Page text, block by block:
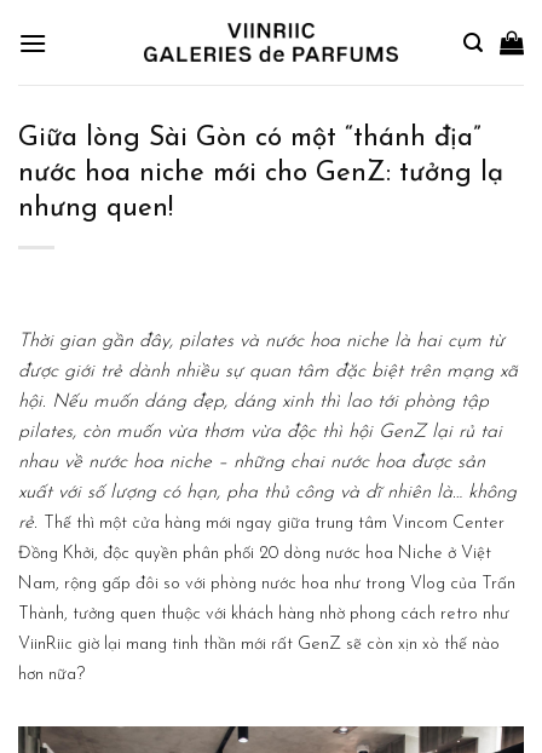
Giữa lòng Sài Gòn có một “thánh địa”
nước hoa niche mới cho GenZ: tưởng lạ
nhưng quen!
Thời gian gần đây, pilates và nước hoa niche là hai cụm từ
được giới trẻ dành nhiều sự quan tâm đặc biệt trên mạng xã
hội. Nếu muốn dáng đẹp, dáng xinh thì lao tới phòng tập
pilates, còn muốn vừa thơm vừa độc thì hội GenZ lại rủ tai
nhau về nước hoa niche – những chai nước hoa được sản
xuất với số lượng có hạn, pha thủ công và dĩ nhiên là… không
rẻ.
Thế thì một cửa hàng mới ngay giữa trung tâm Vincom Center
Đồng Khởi, độc quyền phân phối 20 dòng nước hoa Niche ở Việt
Nam, rộng gấp đôi so với phòng nước hoa như trong Vlog của Trấn
Thành, tưởng quen thuộc với khách hàng nhờ phong cách retro như
ViinRiic giờ lại mang tinh thần mới rất GenZ sẽ còn xịn xò thế nào
hơn nữa?